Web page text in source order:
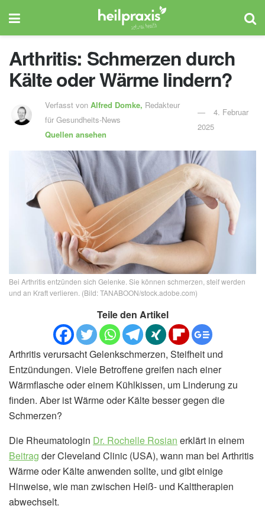
Arthritis: Schmerzen durch
Kälte oder Wärme lindern?
Verfasst vonAlfred Domke, Redakteur
für Gesundheits-News
Quellen ansehen
4. Februar
2025
Bei Arthritis entzünden sich Gelenke. Sie können schmerzen, steif werden
und an Kraft verlieren. (Bild: TANABOON/stock.adobe.com)
Teile den Artikel
Arthritis verursacht Gelenkschmerzen, Steifheit und
Entzündungen. Viele Betroffene greifen nach einer
Wärmflasche oder einem Kühlkissen, um Linderung zu
finden. Aber ist Wärme oder Kälte besser gegen die
Schmerzen?
Die Rheumatologin Dr. Rochelle Rosian erklärt in einem
Beitrag der Cleveland Clinic (USA), wann man bei Arthritis
Wärme oder Kälte anwenden sollte, und gibt einige
Hinweise, wie man zwischen Heiß- und Kalttherapien
abwechselt.